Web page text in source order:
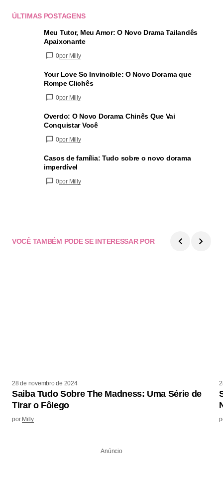
ÚLTIMAS POSTAGENS
Meu Tutor, Meu Amor: O Novo Drama Tailandês
Apaixonante
0por Milly
Your Love So Invincible: O Novo Dorama que
Rompe Clichês
0por Milly
Overdo: O Novo Dorama Chinês Que Vai
Conquistar Você
0por Milly
Casos de família: Tudo sobre o novo dorama
imperdível
0por Milly
VOCÊ TAMBÉM PODE SE INTERESSAR POR
28 de novembro de 2024
Saiba Tudo Sobre The Madness: Uma Série de
Tirar o Fôlego
por Milly
Anúncio